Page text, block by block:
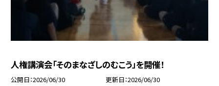
人権講演会「そのまなざしのむこう」を開催！
公開日 2026/06/30 更新日 2026/06/30